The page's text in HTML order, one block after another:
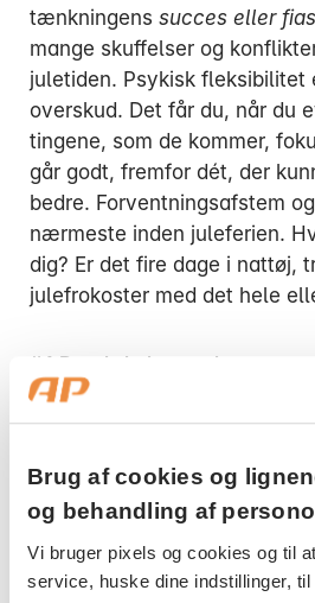
Brug af cookies og
og behandling af
Vi bruger pixels og cookies og til
service, huske dine indstillinger,
tænkningens succes eller
mange skuffelser og
juletiden. Psykisk fleksibilitet
overskud. Det får du, når du
tingene, som de kommer,
går godt, fremfor dét, der
bedre. Forventningsafstem
nærmeste inden juleferien.
dig? Er det fire dage i nattøj,
julefrokoster med det hele
#4 Basale behov og hormoner
Genveje til overskud finder
bunden i pyramiden, der
det, der rykker. Derudover
fokusere på at styrke dine
lykkehormoner dopamin,
serotonin.